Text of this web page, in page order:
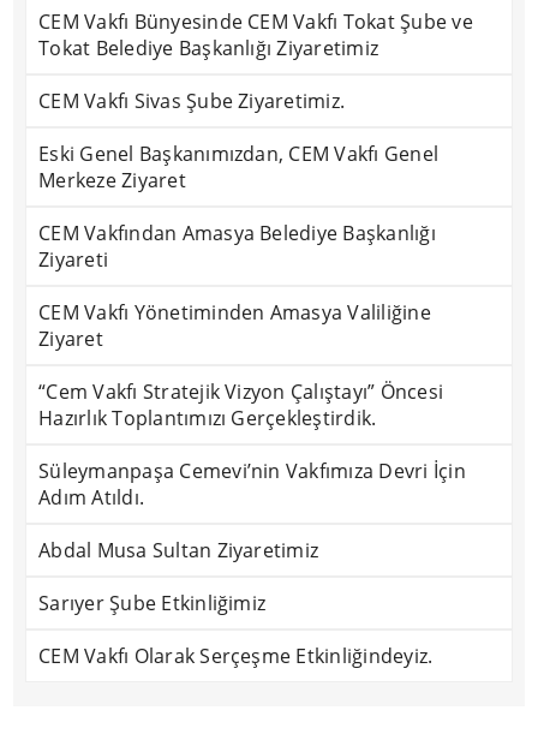
CEM Vakfı Bünyesinde CEM Vakfı Tokat Şube ve
Tokat Belediye Başkanlığı Ziyaretimiz
CEM Vakfı Sivas Şube Ziyaretimiz.
Eski Genel Başkanımızdan, CEM Vakfı Genel
Merkeze Ziyaret
CEM Vakfından Amasya Belediye Başkanlığı
Ziyareti
CEM Vakfı Yönetiminden Amasya Valiliğine
Ziyaret
“Cem Vakfı Stratejik Vizyon Çalıştayı” Öncesi
Hazırlık Toplantımızı Gerçekleştirdik.
Süleymanpaşa Cemevi’nin Vakfımıza Devri İçin
Adım Atıldı.
Abdal Musa Sultan Ziyaretimiz
Sarıyer Şube Etkinliğimiz
CEM Vakfı Olarak Serçeşme Etkinliğindeyiz.